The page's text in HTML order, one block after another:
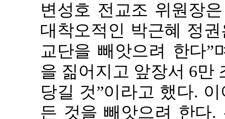
변성호 전교조 위원장
대착오적인 박근혜 정
교단을 빼앗으려 한다”
을 짊어지고 앞장서 6만
당길 것”이라고 했다.
든 것을 빼앗으려 한다